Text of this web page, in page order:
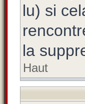
lu) si
la
Haut